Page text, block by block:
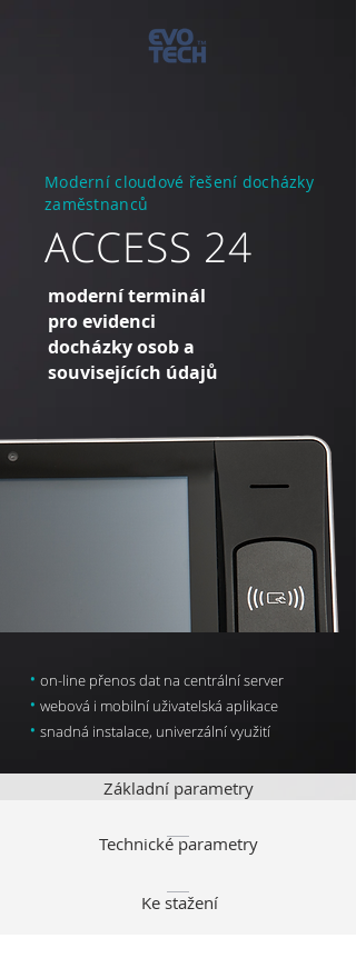
Moderní cloudové řešení docházky
zaměstnanců
ACCESS 24
moderní terminál
pro evidenci
docházky osob a
souvisejících údajů
• on-line přenos dat na centrální server
• webová i mobilní uživatelská aplikace
• snadná instalace, univerzální využití
Základní parametry
Technické parametry
Ke stažení